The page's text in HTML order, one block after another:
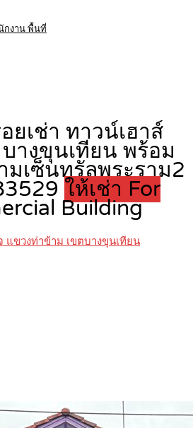
กงาน พื้นที่
ยเช่า ทาวน์เฮาส์
างขุนเทียน พร้อม
มเซ็นทรัลพระราม2
ให้เช่า For
Building
ขวงท่าข้าม เขตบางขุนเทียน